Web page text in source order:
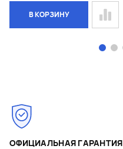
В КОРЗИНУ
ОФИЦИАЛЬНАЯ ГАРАНТИЯ